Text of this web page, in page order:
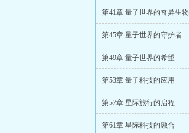
第41章 量子世界的奇异生物
第45章 量子世界的守护者
第49章 量子世界的希望
第53章 量子科技的应用
第57章 星际旅行的启程
第61章 星际科技的融合